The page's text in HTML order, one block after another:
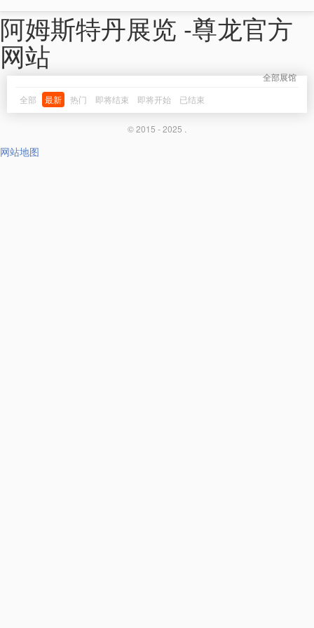
阿姆斯特丹展览 -尊龙官方
网站
全部 最新 热门 即将结束 即将开始 已结束
全部展馆
© 2015 - 2025 .
网站地图